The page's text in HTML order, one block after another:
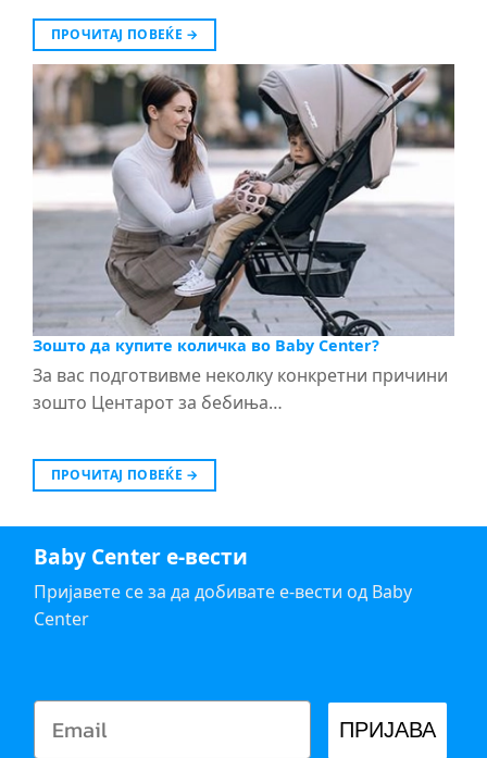
ПРОЧИТАЈ ПОВЕЌЕ →
Зошто да купите количка во Baby Center?
За вас подготвивме неколку конкретни причини
зошто Центарот за бебиња…
ПРОЧИТАЈ ПОВЕЌЕ →
Baby Center е-вести
Пријавете се за да добивате е-вести од Baby
Center
ПРИЈАВА